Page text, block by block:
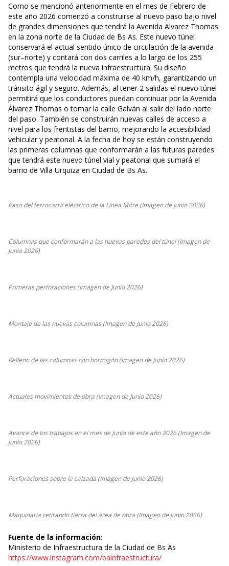
Como se mencionó anteriormente en el mes de Febrero de
este año 2026 comenzó a construirse al nuevo paso bajo nivel
de grandes dimensiones que tendrá la Avenida Alvarez Thomas
en la zona norte de la Ciudad de Bs As. Este nuevo túnel
conservará el actual sentido único de circulación de la avenida
(sur–norte) y contará con dos carriles a lo largo de los 255
metros que tendrá la nueva infraestructura. Su diseño
contempla una velocidad máxima de 40 km/h, garantizando un
tránsito ágil y seguro. Además, al tener 2 salidas el nuevo túnel
permitirá que los conductores puedan continuar por la Avenida
Álvarez Thomas o tomar la calle Galván al salir del lado norte
del paso. También se construirán nuevas calles de acceso a
nivel para los frentistas del barrio, mejorando la accesibilidad
vehicular y peatonal. A la fecha de hoy se están construyendo
las primeras columnas que conformarán a las futuras paredes
que tendrá este nuevo túnel vial y peatonal que sumará el
barrio de Villa Urquiza en Ciudad de Bs As.
Paso del ferrocarril eléctrico de la Línea Mitre (Imagen de Junio 2026)
Columnas que conformarán a las nuevas paredes del túnel (Imagen de
Junio 2026)
Primeras perforaciones (Imagen de Junio 2026)
Montaje de las nuevas columnas (Imagen de Junio 2026)
Relleno de las columnas con hormigón (Imagen de Junio 2026)
Actuales movimientos de obra (Imagen de Junio 2026)
Avance de los trabajos en el mes de Junio de este año 2026 (Imagen de
Junio 2026)
Perforaciones sobre la calzada (Imagen de Junio 2026)
Maquinaria retirando tierra del área de obra (Imagen de Junio 2026)
Fuente de la información:
Ministerio de Infraestructura de la Ciudad de Bs As
https://www.instagram.com/bainfraestructura/